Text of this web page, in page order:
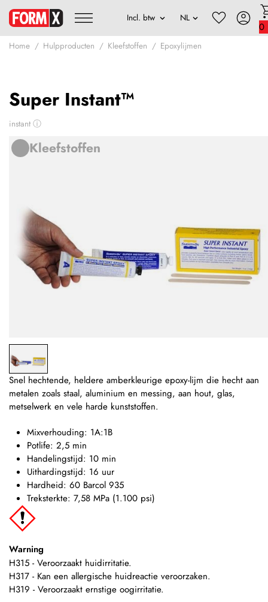
0
Home Hulpproducten Kleefstoffen Epoxylijmen
Super Instant™
instant ⓘ
Kleefstoffen
Snel hechtende, heldere amberkleurige epoxy-lijm die hecht aan
metalen zoals staal, aluminium en messing, aan hout, glas,
metselwerk en vele harde kunststoffen.
Mixverhouding: 1A:1B
Potlife: 2,5 min
Handelingstijd: 10 min
Uithardingstijd: 16 uur
Hardheid: 60 Barcol 935
Treksterkte: 7,58 MPa (1.100 psi)
Warning
H315 - Veroorzaakt huidirritatie.
H317 - Kan een allergische huidreactie veroorzaken.
H319 - Veroorzaakt ernstige oogirritatie.